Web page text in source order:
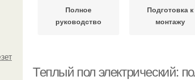
Полное
руководство
Подготовка к
монтажу
Теплый пол электрический: